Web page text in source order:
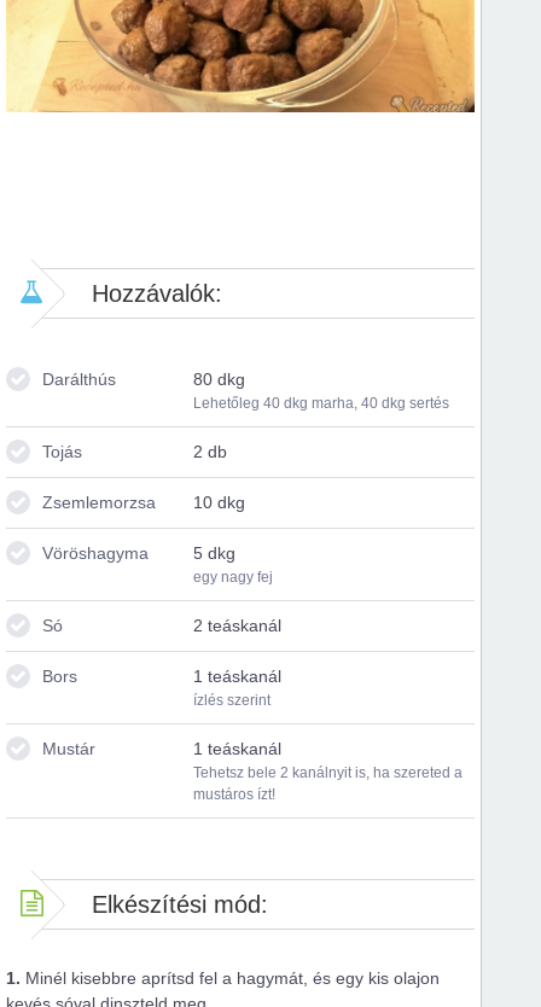
Hozzávalók:
Darálthús 80 dkg
Lehetőleg 40 dkg marha, 40 dkg sertés
Tojás 2 db
Zsemlemorzsa 10 dkg
Vöröshagyma 5 dkg
egy nagy fej
Só 2 teáskanál
Bors 1 teáskanál
ízlés szerint
Mustár 1 teáskanál
Tehetsz bele 2 kanálnyit is, ha szereted a
mustáros ízt!
Elkészítési mód:
1. Minél kisebbre aprítsd fel a hagymát, és egy kis olajon